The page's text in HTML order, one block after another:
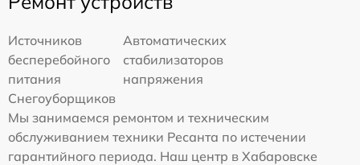
Источников
бесперебойного
питания
Автоматических
стабилизаторов
напряжения
Снегоуборщиков
Мы занимаемся ремонтом и техническим
обслуживанием техники Ресанта по истечении
гарантийного периода. Наш центр в Хабаровске